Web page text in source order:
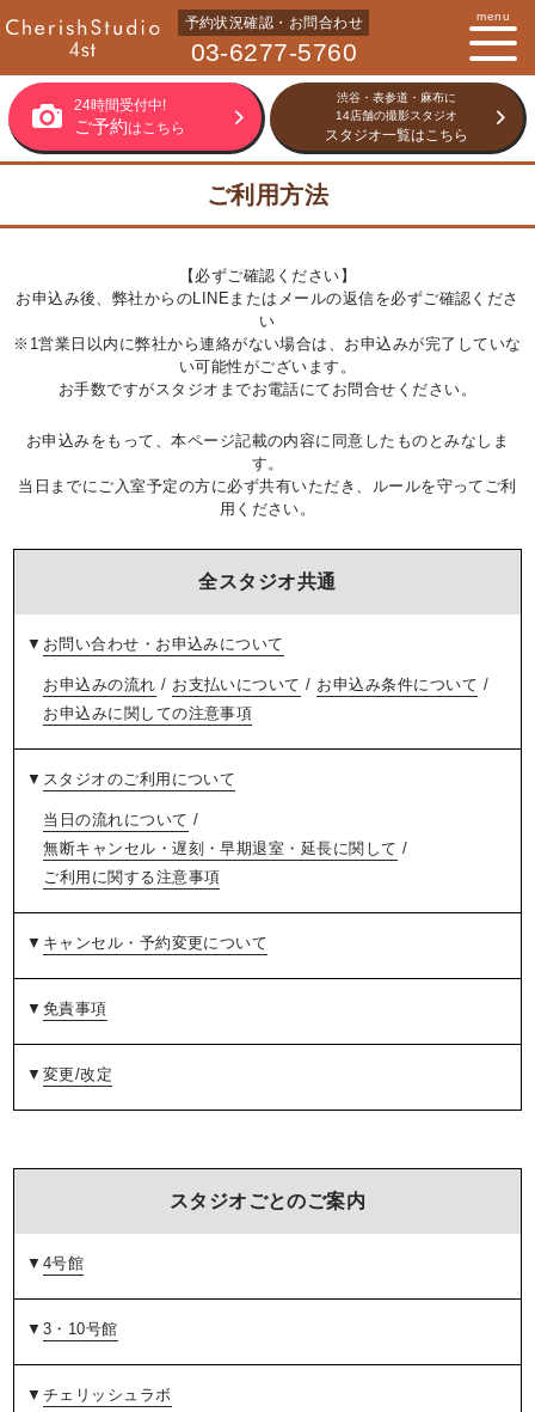
予約状況確認・お問合わせ
03-6277-5760
menu
24時間受付中!
ご予約はこちら
渋谷・表参道・麻布に
14店舗の撮影スタジオ
スタジオ一覧はこちら
ご利用方法
【必ずご確認ください】
お申込み後、弊社からのLINEまたはメールの返信を必ずご確認くださ
い
※1営業日以内に弊社から連絡がない場合は、お申込みが完了していな
い可能性がございます。
お手数ですがスタジオまでお電話にてお問合せください。
お申込みをもって、本ページ記載の内容に同意したものとみなしま
す。
当日までにご入室予定の方に必ず共有いただき、ルールを守ってご利
用ください。
全スタジオ共通
▼ お問い合わせ・お申込みについて
お申込みの流れ / お支払いについて / お申込み条件について /
お申込みに関しての注意事項
▼ スタジオのご利用について
当日の流れについて /
無断キャンセル・遅刻・早期退室・延長に関して /
ご利用に関する注意事項
▼ キャンセル・予約変更について
▼ 免責事項
▼ 変更/改定
スタジオごとのご案内
▼ 4号館
▼ 3・10号館
▼ チェリッシュラボ